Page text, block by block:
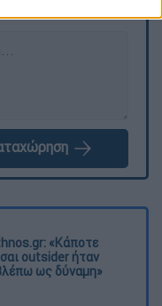
«Κάποτε
outsider ήταν
ως δύναμη»